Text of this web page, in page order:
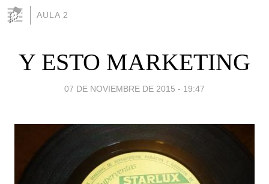
AULA 2
Y ESTO MARKETING
07 DE NOVIEMBRE DE 2015 - 19:47